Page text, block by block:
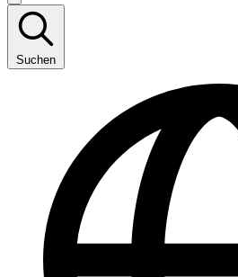
Suchen